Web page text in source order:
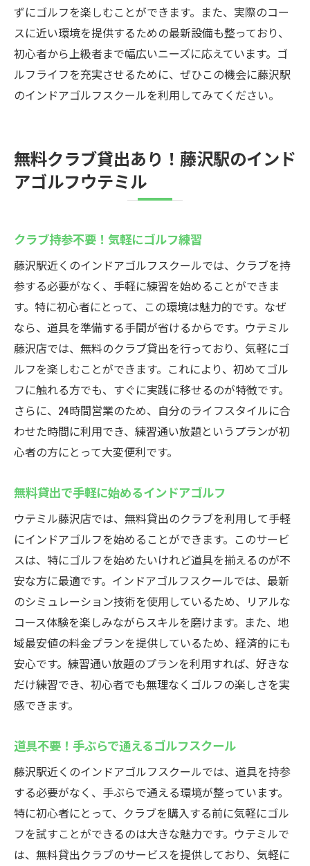
ずにゴルフを楽しむことができます。また、実際のコー
スに近い環境を提供するための最新設備も整っており、
初心者から上級者まで幅広いニーズに応えています。ゴ
ルフライフを充実させるために、ぜひこの機会に藤沢駅
のインドアゴルフスクールを利用してみてください。
無料クラブ貸出あり！藤沢駅のインド
アゴルフウテミル
クラブ持参不要！気軽にゴルフ練習
藤沢駅近くのインドアゴルフスクールでは、クラブを持
参する必要がなく、手軽に練習を始めることができま
す。特に初心者にとって、この環境は魅力的です。なぜ
なら、道具を準備する手間が省けるからです。ウテミル
藤沢店では、無料のクラブ貸出を行っており、気軽にゴ
ルフを楽しむことができます。これにより、初めてゴル
フに触れる方でも、すぐに実践に移せるのが特徴です。
さらに、24時間営業のため、自分のライフスタイルに合
わせた時間に利用でき、練習通い放題というプランが初
心者の方にとって大変便利です。
無料貸出で手軽に始めるインドアゴルフ
ウテミル藤沢店では、無料貸出のクラブを利用して手軽
にインドアゴルフを始めることができます。このサービ
スは、特にゴルフを始めたいけれど道具を揃えるのが不
安な方に最適です。インドアゴルフスクールでは、最新
のシミュレーション技術を使用しているため、リアルな
コース体験を楽しみながらスキルを磨けます。また、地
域最安値の料金プランを提供しているため、経済的にも
安心です。練習通い放題のプランを利用すれば、好きな
だけ練習でき、初心者でも無理なくゴルフの楽しさを実
感できます。
道具不要！手ぶらで通えるゴルフスクール
藤沢駅近くのインドアゴルフスクールでは、道具を持参
する必要がなく、手ぶらで通える環境が整っています。
特に初心者にとって、クラブを購入する前に気軽にゴル
フを試すことができるのは大きな魅力です。ウテミルで
は、無料貸出クラブのサービスを提供しており、気軽に